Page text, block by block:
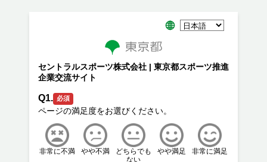
セントラルスポーツ株式会社 | 東京都スポーツ推進
企業交流サイト
Q1. 必須
非常に不満 やや不満
どちらでも
ない
やや満足 非常に満足